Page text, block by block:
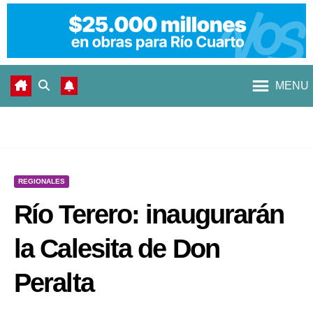
MENU
REGIONALES
Río Terero: inaugurarán
la Calesita de Don
Peralta